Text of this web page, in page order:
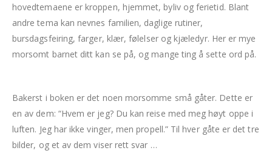
hovedtemaene er kroppen, hjemmet, byliv og ferietid. Blant
andre tema kan nevnes familien, daglige rutiner,
bursdagsfeiring, farger, klær, følelser og kjæledyr. Her er mye
morsomt barnet ditt kan se på, og mange ting å sette ord på.
Bakerst i boken er det noen morsomme små gåter. Dette er
en av dem: “Hvem er jeg? Du kan reise med meg høyt oppe i
luften. Jeg har ikke vinger, men propell.” Til hver gåte er det tre
bilder, og et av dem viser rett svar …